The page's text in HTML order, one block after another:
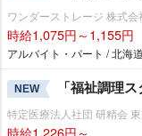
ワンダーストレージ 株式
時給1,075円～1,155円
アルバイト・パート / 北海道
NEW 「福祉調理
特定医療法人社団 研精会
時給1,226円～